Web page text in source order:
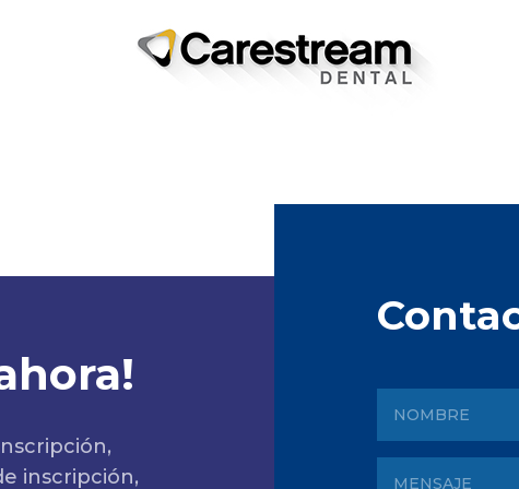
inscripción,